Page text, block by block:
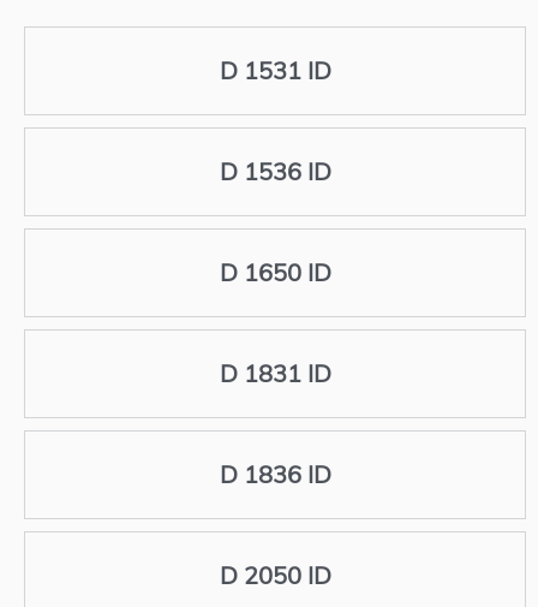
D 1531 ID
D 1536 ID
D 1650 ID
D 1831 ID
D 1836 ID
D 2050 ID